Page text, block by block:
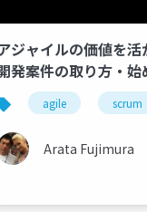
ジャイルの価値を活
発案件の取り方・始
agile scrum
Arata Fujimura